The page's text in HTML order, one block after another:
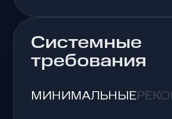
Системные
требования
МИНИМАЛЬНЫЕ